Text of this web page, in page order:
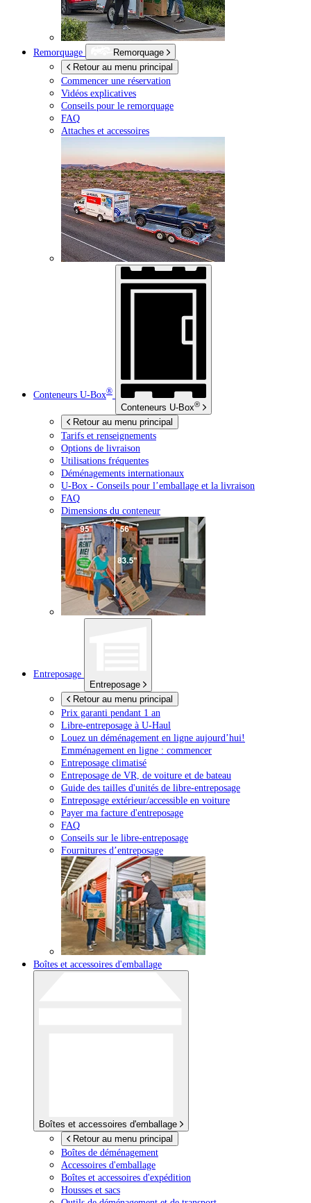
Remorquage
Remorquage
Retour au menu principal
Commencer une réservation
Vidéos explicatives
Conseils pour le remorquage
FAQ
Attaches et accessoires
Conteneurs U-Box®
Conteneurs U-Box®
Retour au menu principal
Tarifs et renseignements
Options de livraison
Utilisations fréquentes
Déménagements internationaux
U-Box - Conseils pour l’emballage et la livraison
FAQ
Dimensions du conteneur
Entreposage
Entreposage
Retour au menu principal
Prix garanti pendant 1 an
Libre-entreposage à U-Haul
Louez un déménagement en ligne aujourd’hui!
Emménagement en ligne : commencer
Entreposage climatisé
Entreposage de VR, de voiture et de bateau
Guide des tailles d'unités de libre-entreposage
Entreposage extérieur/accessible en voiture
Payer ma facture d'entreposage
FAQ
Conseils sur le libre-entreposage
Fournitures d’entreposage
Boîtes et accessoires d'emballage
Boîtes et accessoires d'emballage
Retour au menu principal
Boîtes de déménagement
Accessoires d'emballage
Boîtes et accessoires d'expédition
Housses et sacs